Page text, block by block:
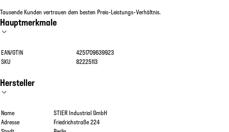
Tausende Kunden vertrauen dem besten Preis-Leistungs-Verhältnis.
Hauptmerkmale
EAN/GTIN
4251709639923
SKU
82225113
Hersteller
Name
STIER Industrial GmbH
Adresse
Friedrichstraße 224